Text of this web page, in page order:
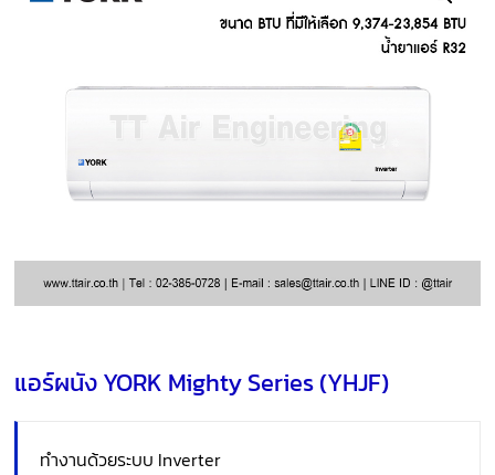
แอร์ผนัง YORK Mighty Series (YHJF)
ทำงานด้วยระบบ Inverter